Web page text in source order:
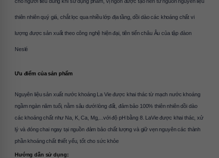
thiên nhiên quý giá, chắt lọc qua nhiều lớp địa tầng, dồi dào các khoáng chất vi
lượng được sản xuất theo công nghệ hiện đại, tiên tiến châu Âu của tập đàon
Neslé
Ưu điểm của sản phẩm
Nguyên liệu sản xuất nước khoáng La Vie được khai thác từ mạch nước khoáng
ngầm ngàn năm tuổi, nằm sâu dưới lòng đất, đảm bảo 100% thiên nhiên dồi dào
các khoáng chất như Na, K, Ca, Mg,...với độ pH bằng 8. LaVie được khai thác, xử
lý và đóng chai ngay tại nguồn đảm bảo chất lượng và giữ vẹn nguyên các thành
phần khoáng chất thiết yếu, tốt cho sức khỏe
Hướng dẫn sử dụng: